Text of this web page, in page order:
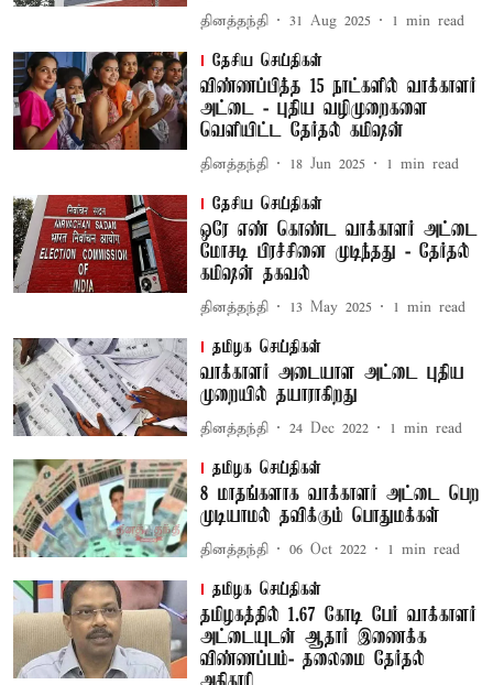
தினத்தந்தி 31 Aug 2025 1 min read
தேசிய செய்திகள்
விண்ணப்பித்த 15 நாட்களில் வாக்காளர்
அட்டை - புதிய வழிமுறைகளை
வெளியிட்ட தேர்தல் கமிஷன்
தினத்தந்தி 18 Jun 2025 1 min read
தேசிய செய்திகள்
ஒரே எண் கொண்ட வாக்காளர் அட்டை
மோசடி பிரச்சினை முடிந்தது - தேர்தல்
கமிஷன் தகவல்
தினத்தந்தி 13 May 2025 1 min read
தமிழக செய்திகள்
வாக்காளர் அடையாள அட்டை புதிய
முறையில் தயாராகிறது
தினத்தந்தி 24 Dec 2022 1 min read
தமிழக செய்திகள்
8 மாதங்களாக வாக்காளர் அட்டை பெற
முடியாமல் தவிக்கும் பொதுமக்கள்
தினத்தந்தி 06 Oct 2022 1 min read
தமிழக செய்திகள்
தமிழகத்தில் 1.67 கோடி பேர் வாக்காளர்
அட்டையுடன் ஆதார் இணைக்க
விண்ணப்பம்- தலைமை தேர்தல்